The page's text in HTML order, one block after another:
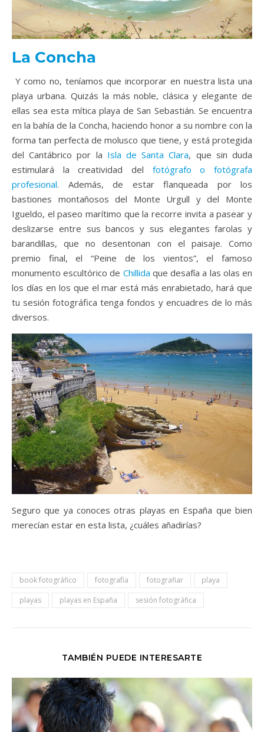
La Concha
Y como no, teníamos que incorporar en nuestra lista una
playa urbana. Quizás la más noble, clásica y elegante de
ellas sea esta mítica playa de San Sebastián. Se encuentra
en la bahía de la Concha, haciendo honor a su nombre con la
forma tan perfecta de molusco que tiene, y está protegida
del Cantábrico por la Isla de Santa Clara, que sin duda
estimulará la creatividad del fotógrafo o fotógrafa
profesional. Además, de estar flanqueada por los
bastiones montañosos del Monte Urgull y del Monte
Igueldo, el paseo marítimo que la recorre invita a pasear y
deslizarse entre sus bancos y sus elegantes farolas y
barandillas, que no desentonan con el paisaje. Como
premio final, el “Peine de los vientos”, el famoso
monumento escultórico de Chillida que desafía a las olas en
los días en los que el mar está más enrabietado, hará que
tu sesión fotográfica tenga fondos y encuadres de lo más
diversos.
Seguro que ya conoces otras playas en España que bien
merecían estar en esta lista, ¿cuáles añadirías?
book fotográfico fotografía fotografiar
playa
playas
playas en España sesión fotográfica
TAMBIÉN PUEDE INTERESARTE